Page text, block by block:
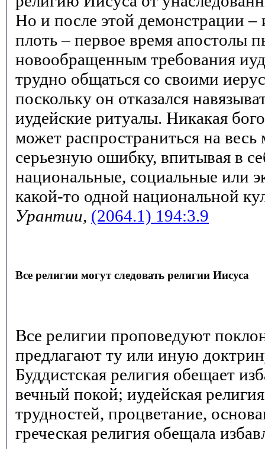
Но и после этой демонстрации –
плоть – первое время апостолы
новообращенным требования
трудно общаться со своими
поскольку он отказался
иудейские ритуалы. Никакая
может распространиться на
серьезную ошибку, впитывая в
национальные, социальные или
какой-то одной национальной
Урантии, (2064.1) 194:3.9
Все религии могут следовать религии Иисуса
Все религии проповедуют
предлагают ту или иную
Буддистская религия обещает
вечный покой; иудейская
трудностей, процветание,
греческая религия обещала